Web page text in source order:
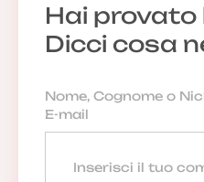
Hai
Dicci cosa